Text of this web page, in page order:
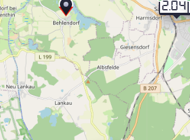
2.04 9